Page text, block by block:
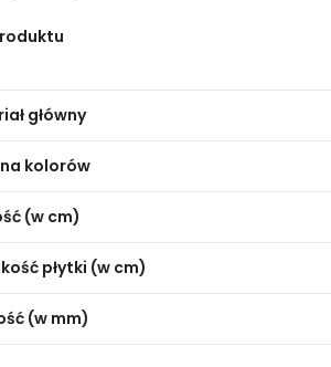
główny
kolorów
(w cm)
płytki (w cm)
(w mm)